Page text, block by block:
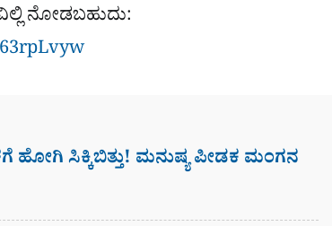
ನೋಡಬಹುದು:
ಸಿಕ್ಕಿಬಿತ್ತು! ಮನುಷ್ಯ ಪೀಡಕ ಮಂಗನ